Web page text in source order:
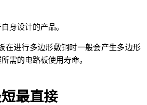
身设计的产品。
在进行多边形敷铜时一般会产生多边形
需的电路板使用寿命。
最直接